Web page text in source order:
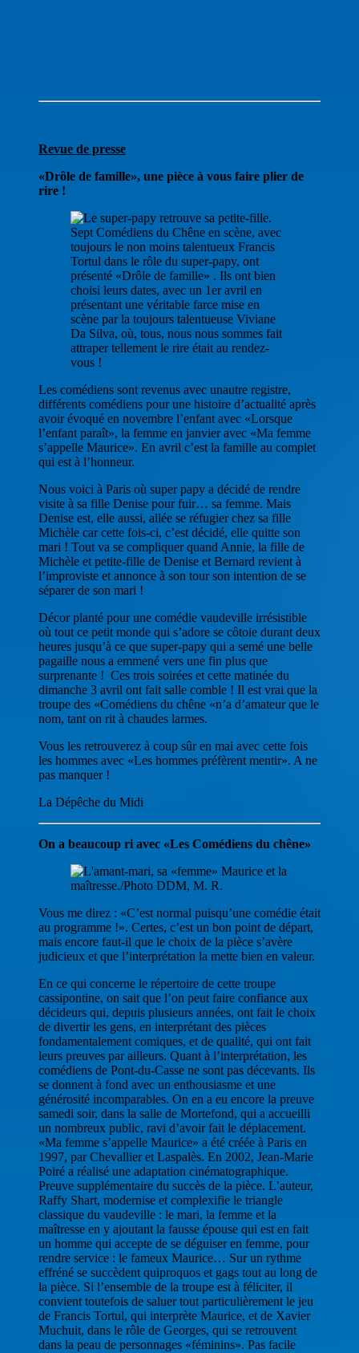
Revue de presse
«Drôle de famille», une pièce à vous faire plier de
rire !
Sept Comédiens du Chêne en scène, avec
toujours le non moins talentueux Francis
Tortul dans le rôle du super-papy, ont
présenté «Drôle de famille» . Ils ont bien
choisi leurs dates, avec un 1er avril en
présentant une véritable farce mise en
scène par la toujours talentueuse Viviane
Da Silva, où, tous, nous nous sommes fait
attraper tellement le rire était au rendez-
vous !
Les comédiens sont revenus avec unautre registre,
différents comédiens pour une histoire d’actualité après
avoir évoqué en novembre l’enfant avec «Lorsque
l’enfant paraît», la femme en janvier avec «Ma femme
s’appelle Maurice». En avril c’est la famille au complet
qui est à l’honneur.
Nous voici à Paris où super papy a décidé de rendre
visite à sa fille Denise pour fuir… sa femme. Mais
Denise est, elle aussi, allée se réfugier chez sa fille
Michèle car cette fois-ci, c’est décidé, elle quitte son
mari ! Tout va se compliquer quand Annie, la fille de
Michèle et petite-fille de Denise et Bernard revient à
l’improviste et annonce à son tour son intention de se
séparer de son mari !
Décor planté pour une comédie vaudeville irrésistible
où tout ce petit monde qui s’adore se côtoie durant deux
heures jusqu’à ce que super-papy qui a semé une belle
pagaille nous a emmené vers une fin plus que
surprenante ! Ces trois soirées et cette matinée du
dimanche 3 avril ont fait salle comble ! Il est vrai que la
troupe des «Comédiens du chêne «n’a d’amateur que le
nom, tant on rit à chaudes larmes.
Vous les retrouverez à coup sûr en mai avec cette fois
les hommes avec «Les hommes préfèrent mentir». A ne
pas manquer !
La Dépêche du Midi
On a beaucoup ri avec «Les Comédiens du chêne»
Vous me direz : «C’est normal puisqu’une comédie était
au programme !». Certes, c’est un bon point de départ,
mais encore faut-il que le choix de la pièce s’avère
judicieux et que l’interprétation la mette bien en valeur.
En ce qui concerne le répertoire de cette troupe
cassipontine, on sait que l’on peut faire confiance aux
décideurs qui, depuis plusieurs années, ont fait le choix
de divertir les gens, en interprétant des pièces
fondamentalement comiques, et de qualité, qui ont fait
leurs preuves par ailleurs. Quant à l’interprétation, les
comédiens de Pont-du-Casse ne sont pas décevants. Ils
se donnent à fond avec un enthousiasme et une
générosité incomparables. On en a eu encore la preuve
samedi soir, dans la salle de Mortefond, qui a accueilli
un nombreux public, ravi d’avoir fait le déplacement.
«Ma femme s’appelle Maurice» a été créée à Paris en
1997, par Chevallier et Laspalès. En 2002, Jean-Marie
Poiré a réalisé une adaptation cinématographique.
Preuve supplémentaire du succès de la pièce. L’auteur,
Raffy Shart, modernise et complexifie le triangle
classique du vaudeville : le mari, la femme et la
maîtresse en y ajoutant la fausse épouse qui est en fait
un homme qui accepte de se déguiser en femme, pour
rendre service : le fameux Maurice… Sur un rythme
effréné se succèdent quiproquos et gags tout au long de
la pièce. Si l’ensemble de la troupe est à féliciter, il
convient toutefois de saluer tout particulièrement le jeu
de Francis Tortul, qui interprète Maurice, et de Xavier
Muchuit, dans le rôle de Georges, qui se retrouvent
dans la peau de personnages «féminins». Pas facile